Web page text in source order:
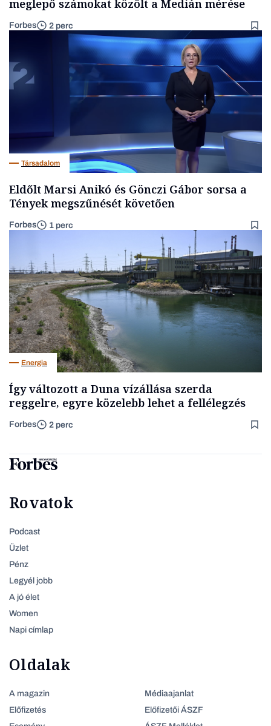
meglepő számokat közölt a Medián mérése
Forbes 2 perc
Társadalom
Eldőlt Marsi Anikó és Gönczi Gábor sorsa a
Tények megszűnését követően
Forbes 1 perc
Energia
Így változott a Duna vízállása szerda
reggelre, egyre közelebb lehet a fellélegzés
Forbes 2 perc
Rovatok
Podcast
Üzlet
Pénz
Legyél jobb
A jó élet
Women
Napi címlap
Oldalak
A magazin
Előfizetés
Médiaajanlat
Előfizetői ÁSZF